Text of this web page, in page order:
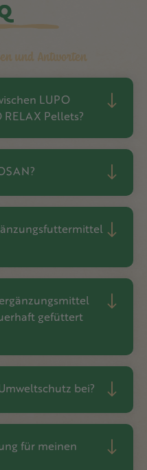
und Antworten
LUPO
Pellets?
gefüttert
bei?
für meinen